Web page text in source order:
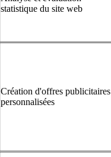
statistique du site web
Création d'offres publicitaires
personnalisées